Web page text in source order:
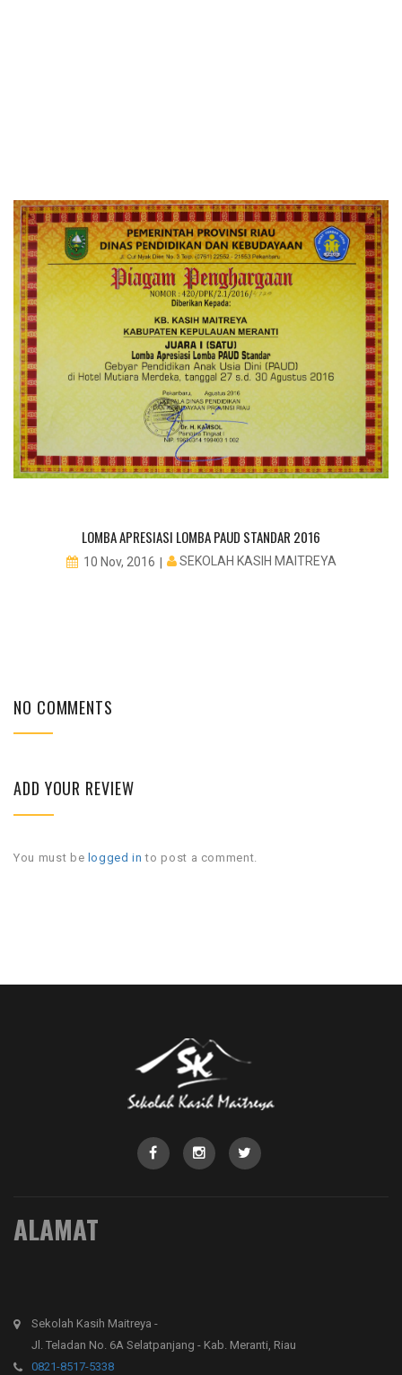
LOMBA APRESIASI LOMBA PAUD STANDAR 2016
10 Nov, 2016 SEKOLAH KASIH MAITREYA
NO COMMENTS
ADD YOUR REVIEW
You must be logged in to post a comment.
ALAMAT
Sekolah Kasih Maitreya -
Jl. Teladan No. 6A Selatpanjang - Kab. Meranti, Riau
0821-8517-5338